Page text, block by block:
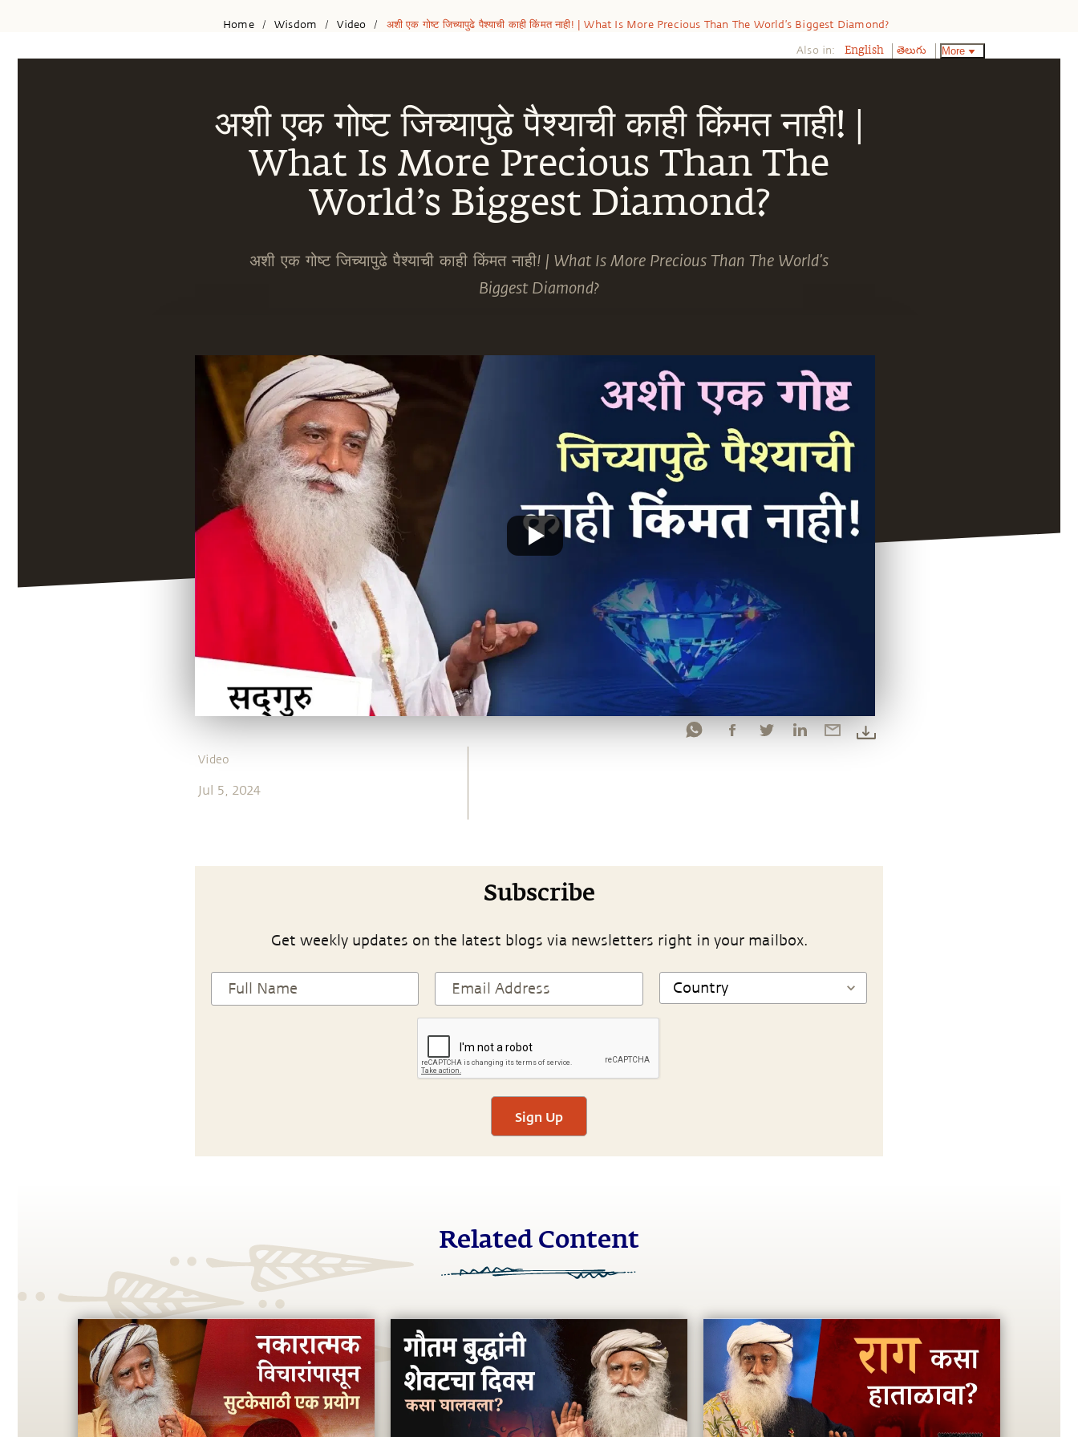
Home / Wisdom / Video / अशी एक गोष्ट जिच्यापुढे पैश्याची काही किंमत नाही! | What Is More Precious Than The World’s Biggest Diamond?
Also in: English తెలుగు More
अशी एक गोष्ट जिच्यापुढे पैश्याची काही किंमत नाही! |
What Is More Precious Than The
World’s Biggest Diamond?
अशी एक गोष्ट जिच्यापुढे पैश्याची काही किंमत नाही! | What Is More Precious Than The World’s
Biggest Diamond?
Video
Jul 5, 2024
Subscribe
Get weekly updates on the latest blogs via newsletters right in your mailbox.
Sign Up
Related Content